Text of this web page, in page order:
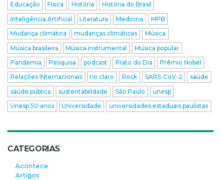
Educação
Física História
História do Brasil
Inteligência Artificial
Literatura Medicina
MPB
Mudança climática
mudanças climáticas
Música
Música brasileira
Música instrumental
Música popular
Pandemia
Pesquisa podcast Prato do Dia
Prêmio Nobel
Relações INternacionais
rio claro Rock SARS-CoV-2
saúde
saúde pública
sustentabilidade São Paulo
unesp
Unesp 50 anos
Universidade universidades estaduais paulistas
CATEGORIAS
Acontece
Artigos